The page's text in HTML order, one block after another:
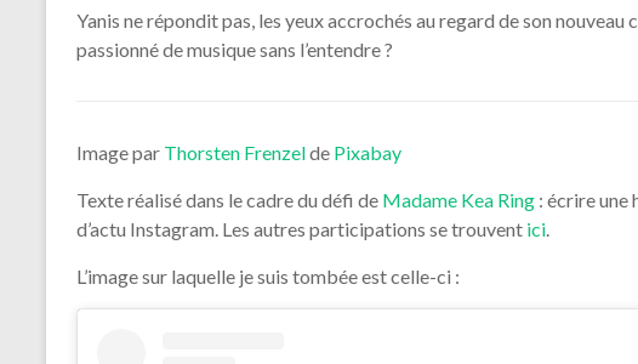
Yanis ne répondit pas, les yeux accrochés au regard de son
passionné de musique sans l’entendre ?
Image par Thorsten Frenzelde Pixabay
Texte réalisé dans le cadre du défi de Madame Kea Ring : écrire une
d’actu Instagram. Les autres participations se trouvent ici.
L’image sur laquelle je suis tombée est celle-ci :